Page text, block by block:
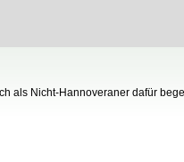
Nicht-Hannoveraner dafür